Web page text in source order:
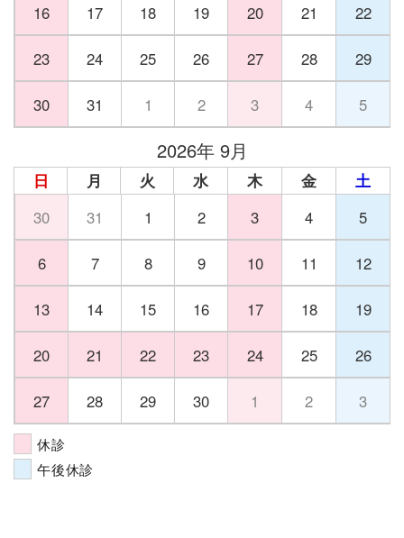
16 17 18 19 20 21 22
23 24 25 26 27 28 29
30 31 1 2 3 4 5
2026年 9月
日 月 火 水 木 金
土
30
31 1 2 3 4 5
6 7 8 9 10 11 12
13 14 15 16 17 18 19
20 21 22 23 24 25 26
27 28 29 30 1 2 3
休診
午後休診